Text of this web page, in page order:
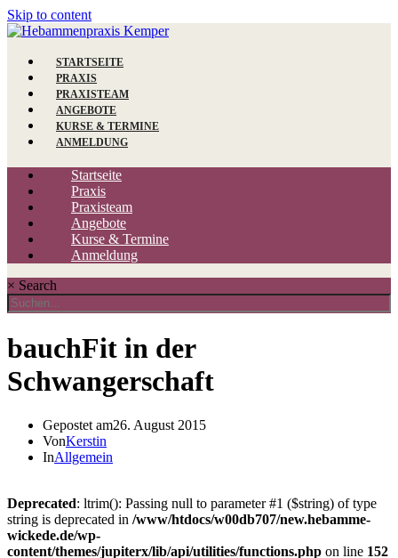
Skip to content
STARTSEITE
PRAXIS
PRAXISTEAM
ANGEBOTE
KURSE & TERMINE
ANMELDUNG
Startseite
Praxis
Praxisteam
Angebote
Kurse & Termine
Anmeldung
× Search
bauchFit in der
Schwangerschaft
Gepostet am26. August 2015
VonKerstin
InAllgemein
Deprecated: ltrim(): Passing null to parameter #1 ($string) of type
string is deprecated in /www/htdocs/w00db707/new.hebamme-
wickede.de/wp-
content/themes/jupiterx/lib/api/utilities/functions.php on line 152